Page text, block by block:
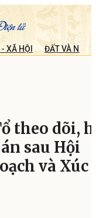
XÃ HỘI ĐẤT VÀ
theo dõi,
sau Hội
và Xúc